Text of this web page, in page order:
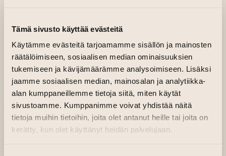
Tämä sivusto käyttää evästeitä
Käytämme evästeitä tarjoamamme sisällön ja mainosten
räätälöimiseen, sosiaalisen median ominaisuuksien
tukemiseen ja kävijämäärämme analysoimiseen. Lisäksi
jaamme sosiaalisen median, mainosalan ja analytiikka-
alan kumppaneillemme tietoja siitä, miten käytät
sivustoamme. Kumppanimme voivat yhdistää näitä
tietoja muihin tietoihin, joita olet antanut heille tai joita on
kerätty, kun olet käyttänyt heidän palvelujaan.